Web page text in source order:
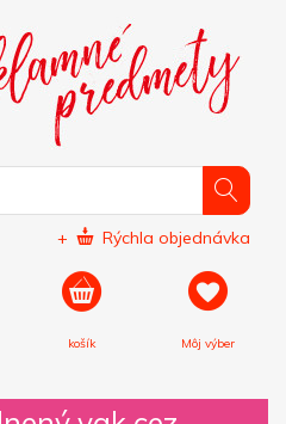
+ Rýchla objednávka
košík Môj výber